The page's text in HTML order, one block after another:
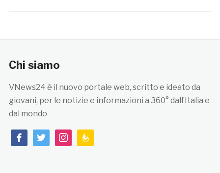
Chi siamo
VNews24 è il nuovo portale web, scritto e ideato da
giovani, per le notizie e informazioni a 360° dall’Italia e
dal mondo
facebooktwitterinstagramfeedburner